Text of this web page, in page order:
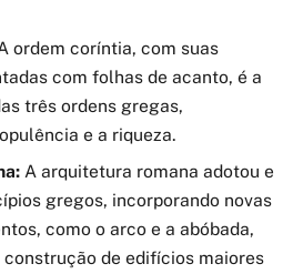
ordem coríntia, com suas
com folhas de acanto, é a
três ordens gregas,
e a riqueza.
A arquitetura romana adotou e
gregos, incorporando novas
como o arco e a abóbada,
de edifícios maiores